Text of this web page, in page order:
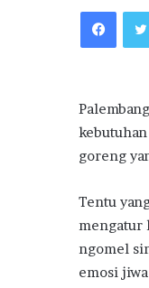
goreng
Tentu
mengatur
ngomel
emosi